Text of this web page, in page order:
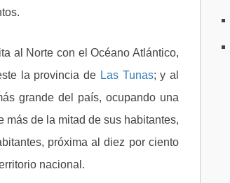
al Norte con el Océano Atlántico,
la provincia de Las Tunas; y al
grande del país, ocupando una
más de la mitad de sus habitantes,
próxima al diez por ciento
nacional.